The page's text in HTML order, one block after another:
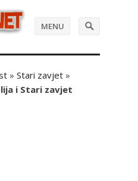
MENU
» Stari zavjet »
i Stari zavjet